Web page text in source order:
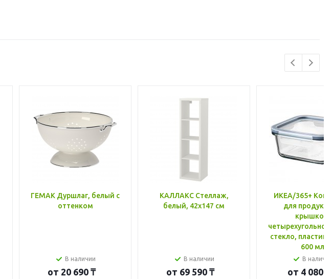
ГЕМАК Дуршлаг, белый с
оттенком
В наличии
от 20 690 ₸
КАЛЛАКС Стеллаж,
белый, 42x147 см
В наличии
от 69 590 ₸
ИКЕА/365+
для
крышкой,
стекло, пластик
600 мл
В
от 4 080 ₸